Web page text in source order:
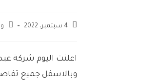
4 سبتمبر، 2022
اعلنت اليوم شركة
وبالاسفل جميع